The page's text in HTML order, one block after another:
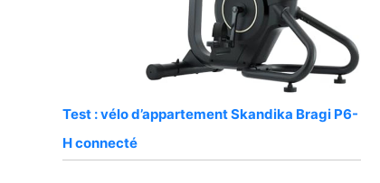
Test : vélo d’appartement Skandika Bragi P6-
H connecté